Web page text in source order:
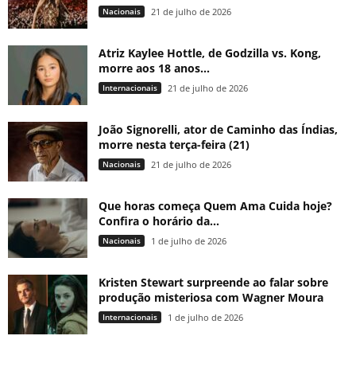
Nacionais 21 de julho de 2026
Atriz Kaylee Hottle, de Godzilla vs. Kong,
morre aos 18 anos...
Internacionais 21 de julho de 2026
João Signorelli, ator de Caminho das Índias,
morre nesta terça-feira (21)
Nacionais 21 de julho de 2026
Que horas começa Quem Ama Cuida hoje?
Confira o horário da...
Nacionais 1 de julho de 2026
Kristen Stewart surpreende ao falar sobre
produção misteriosa com Wagner Moura
Internacionais 1 de julho de 2026